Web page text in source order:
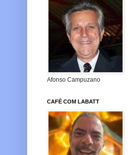
Afonso Campuzano
CAFÉ COM LABATT